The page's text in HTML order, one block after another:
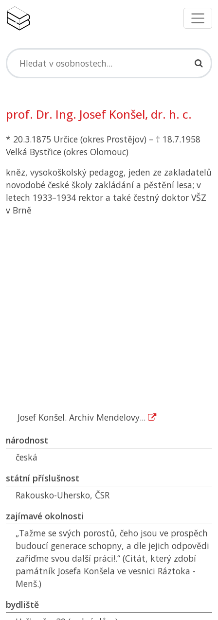
prof. Dr. Ing. Josef Konšel, dr. h. c.
* 20.3.1875 Určice (okres Prostějov) – † 18.7.1958
Velká Bystřice (okres Olomouc)
kněz, vysokoškolský pedagog, jeden ze zakladatelů
novodobé české školy zakládání a pěstění lesa; v
letech 1933–1934 rektor a také čestný doktor VŠZ
v Brně
Josef Konšel. Archiv Mendelovy...
národnost
česká
státní příslušnost
Rakousko-Uhersko, ČSR
zajímavé okolnosti
„Tažme se svých porostů, čeho jsou ve prospěch
budoucí generace schopny, a dle jejich odpovědi
zařiďme svou další práci!.“ (Citát, který zdobí
památník Josefa Konšela ve vesnici Ráztoka -
Menš.)
bydliště